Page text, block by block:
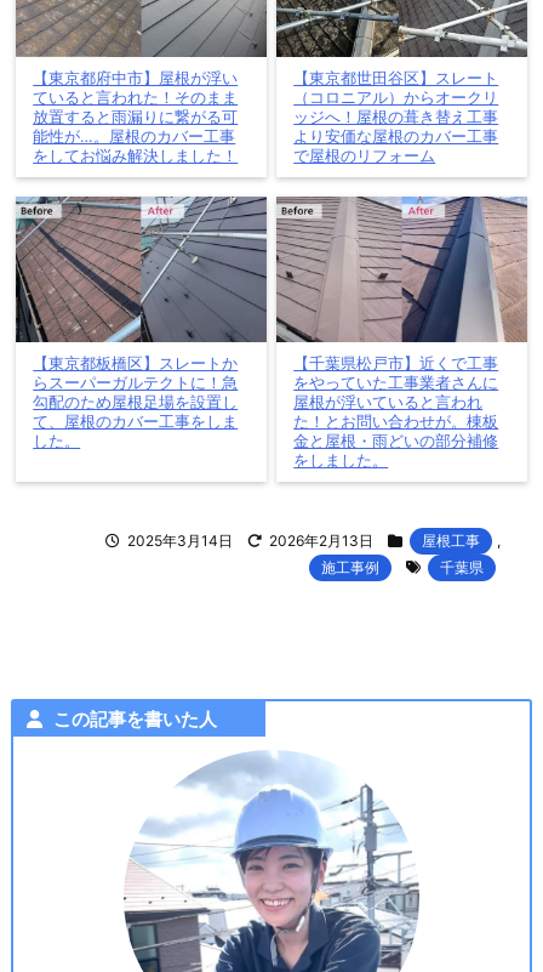
【東京都府中市】屋根が浮い
ていると言われた！そのまま
放置すると雨漏りに繋がる可
能性が…。屋根のカバー工事
をしてお悩み解決しました！
【東京都世田谷区】スレート
（コロニアル）からオークリ
ッジへ！屋根の葺き替え工事
より安価な屋根のカバー工事
で屋根のリフォーム
【東京都板橋区】スレートか
らスーパーガルテクトに！急
勾配のため屋根足場を設置し
て、屋根のカバー工事をしま
した。
【千葉県松戸市】近くで工事
をやっていた工事業者さんに
屋根が浮いていると言われ
た！とお問い合わせが。棟板
金と屋根・雨どいの部分補修
をしました。
2025年3月14日 2026年2月13日 屋根工事
,
施工事例
千葉県
この記事を書いた人